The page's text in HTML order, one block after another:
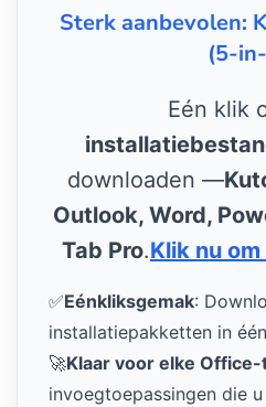
Sterk aanbevolen:
(5-
Eén klik
downloaden —
Outlook, Word,
Tab Pro.Klik nu
✅Eénkliksgemak:
installatiepakketten in
🚀Klaar voor elke Office-
invoegtoepassingen die